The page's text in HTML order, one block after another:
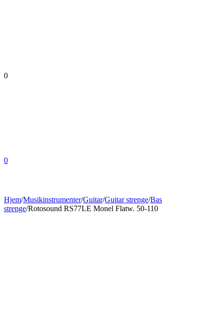
0
0
Hjem/Musikinstrumenter/Guitar/Guitar strenge/Bas
strenge/Rotosound RS77LE Monel Flatw. 50-110